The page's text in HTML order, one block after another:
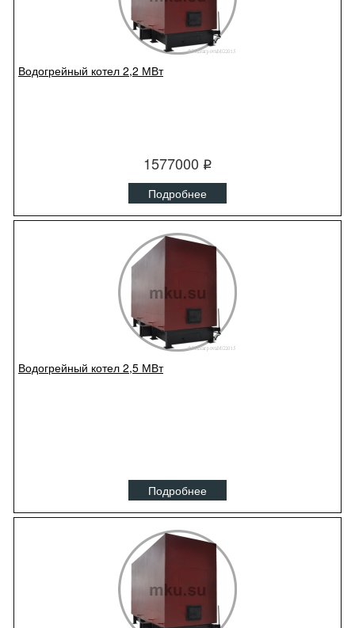
Водогрейный котел 2,2 МВт
1577000 q
Подробнее
Водогрейный котел 2,5 МВт
Подробнее